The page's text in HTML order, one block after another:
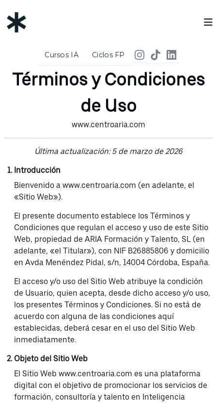
o
A
Cursos IA Ciclos FP
ARIA Formación y Talento, SL | Términos y Condiciones de Uso
Términos y Condiciones
de Uso
www.centroaria.com
Última actualización: 5 de marzo de 2026
Introducción
Bienvenido a www.centroaria.com (en adelante, el
«Sitio Web»).
El presente documento establece los Términos y
Condiciones que regulan el acceso y uso de este Sitio
Web, propiedad de ARIA Formación y Talento, SL (en
adelante, «el Titular»), con NIF B26885806 y domicilio
en Avda Menéndez Pidal, s/n, 14004 Córdoba, España.
El acceso y/o uso del Sitio Web atribuye la condición
de Usuario, quien acepta, desde dicho acceso y/o uso,
los presentes Términos y Condiciones. Si no está de
acuerdo con alguna de las condiciones aquí
establecidas, deberá cesar en el uso del Sitio Web
inmediatamente.
Objeto del Sitio Web
El Sitio Web www.centroaria.com es una plataforma
digital con el objetivo de promocionar los servicios de
formación, consultoría y talento en Inteligencia